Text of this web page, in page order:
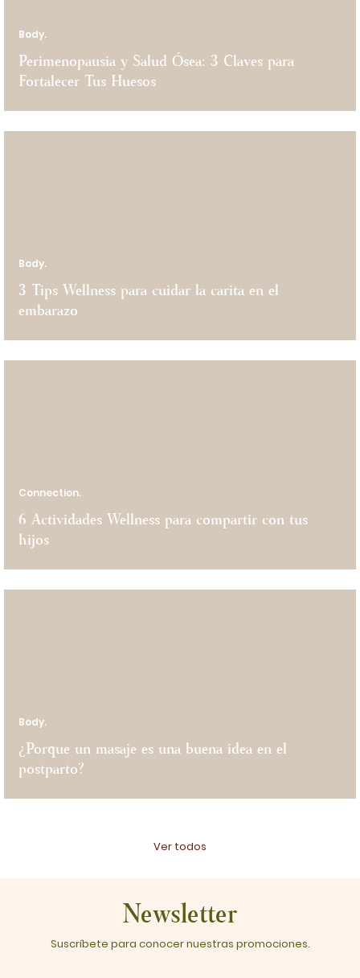
Body.
Perimenopausia y Salud Ósea: 3 Claves para
Fortalecer Tus Huesos
Body.
3 Tips Wellness para cuidar la carita en el
embarazo
Connection.
6 Actividades Wellness para compartir con tus
hijos
Body.
¿Porque un masaje es una buena idea en el
postparto?
Ver todos
Newsletter
Suscríbete para conocer nuestras promociones.